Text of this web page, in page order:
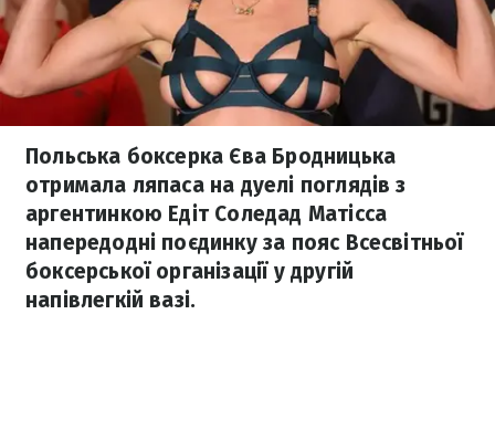
Польська боксерка Єва Бродницька
отримала ляпаса на дуелі поглядів з
аргентинкою Едіт Соледад Матісса
напередодні поєдинку за пояс Всесвітньої
боксерської організації у другій
напівлегкій вазі.